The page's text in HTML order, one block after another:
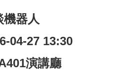
器人
04-27 13:30
演講廳